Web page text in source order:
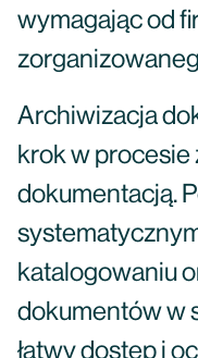
wymagając od
Archiwizacja
krok w procesie
dokumentacją.
katalogowaniu
dokumentów w
łatwy dostęp i